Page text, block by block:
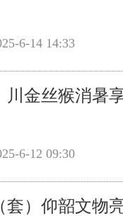
6-14 14:33
川金丝猴消暑
6-12 09:30
套）仰韶文物